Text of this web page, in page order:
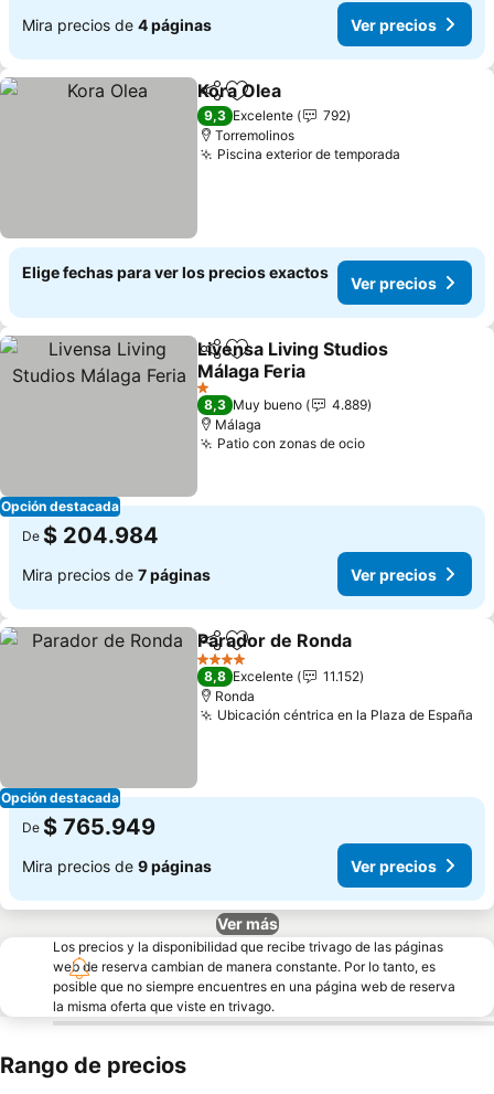
Mira precios de 4 páginas Ver precios
CompartirAgregar a favoritos
Kora Olea
9,3 Excelente
792
Torremolinos
Piscina exterior de temporada
Elige fechas para ver los precios exactos
Ver precios
Opción destacada
CompartirAgregar a favoritos
Livensa Living Studios
Málaga Feria
1 Estrellas
8,3 Muy bueno
4.889
Málaga
Patio con zonas de ocio
De $ 204.984
Mira precios de 7 páginas Ver precios
Opción destacada
CompartirAgregar a favoritos
Parador de Ronda
4 Estrellas
8,8 Excelente
11.152
Ronda
Ubicación céntrica en la Plaza de España
De $ 765.949
Mira precios de 9 páginas Ver precios
Ver más
Los precios y la disponibilidad que recibe trivago de las páginas
web de reserva cambian de manera constante. Por lo tanto, es
posible que no siempre encuentres en una página web de reserva
la misma oferta que viste en trivago.
Rango de precios